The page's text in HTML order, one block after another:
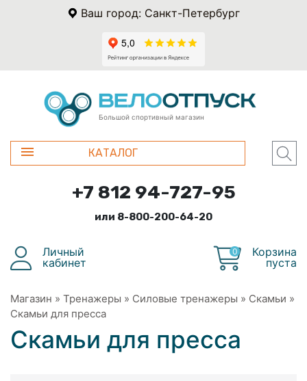
Ваш город: Санкт-Петербург
Большой спортивный магазин
КАТАЛОГ
+7 812 94-727-95
или 8-800-200-64-20
Личный
кабинет
0
Корзина
пуста
Магазин » Тренажеры » Силовые тренажеры » Скамьи »
Скамьи для пресса
Скамьи для пресса